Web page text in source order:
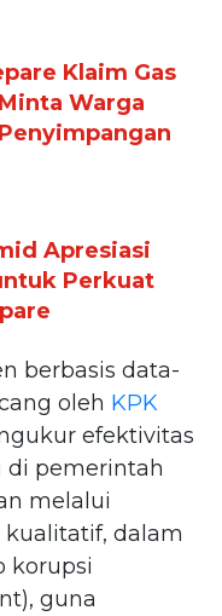
Klaim Gas
Warga
Apresiasi
Perkuat
berbasis data-
oleh KPK
efektivitas
di pemerintah
melalui
dalam
korupsi
guna